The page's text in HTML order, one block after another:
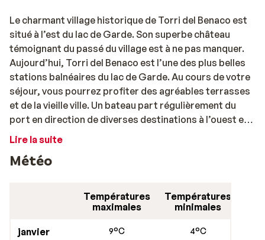
Le charmant village historique de Torri del Benaco est
situé à l’est du lac de Garde. Son superbe château
témoignant du passé du village est à ne pas manquer.
Aujourd’hui, Torri del Benaco est l’une des plus belles
stations balnéaires du lac de Garde. Au cours de votre
séjour, vous pourrez profiter des agréables terrasses
et de la vieille ville. Un bateau part régulièrement du
port en direction de diverses destinations à l’ouest et
au sud du lac. Les plages de Torri del Benaco sont très
nautiques. Dans la région, vous pourrez faire de belles
vous mèneront au-delà des oliveraies, jusqu’au
sommet des collines, où vous aurez une vue à couper le
Lire la suite
Météo
Températures
maximales
Températures
minimales
janvier 9°C 4°C